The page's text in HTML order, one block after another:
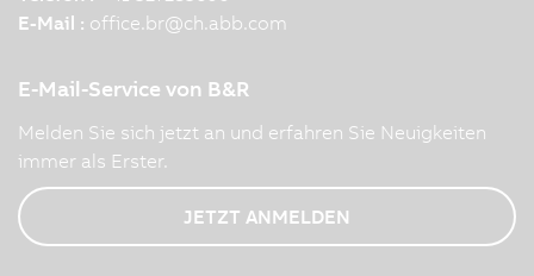
E-Mail : office.br@ch.abb.com
E-Mail-Service von B&R
Melden Sie sich jetzt an und erfahren Sie Neuigkeiten
immer als Erster.
JETZT ANMELDEN